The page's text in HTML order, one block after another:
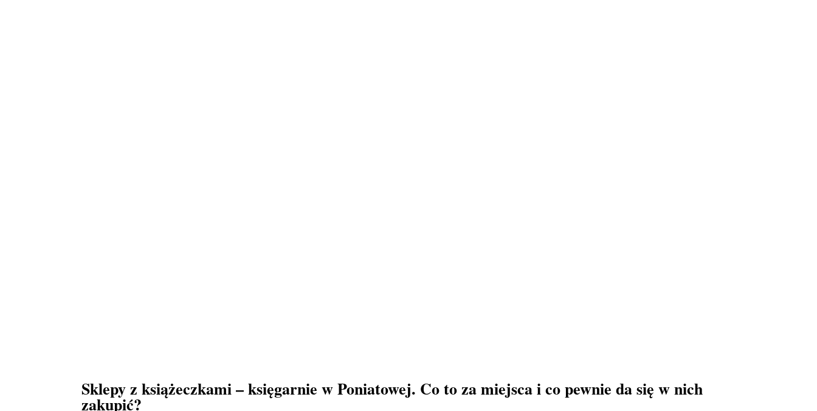
Sklepy z książeczkami – księgarnie w Poniatowej. Co to za miejsca i co pewnie da się w nich
zakupić?